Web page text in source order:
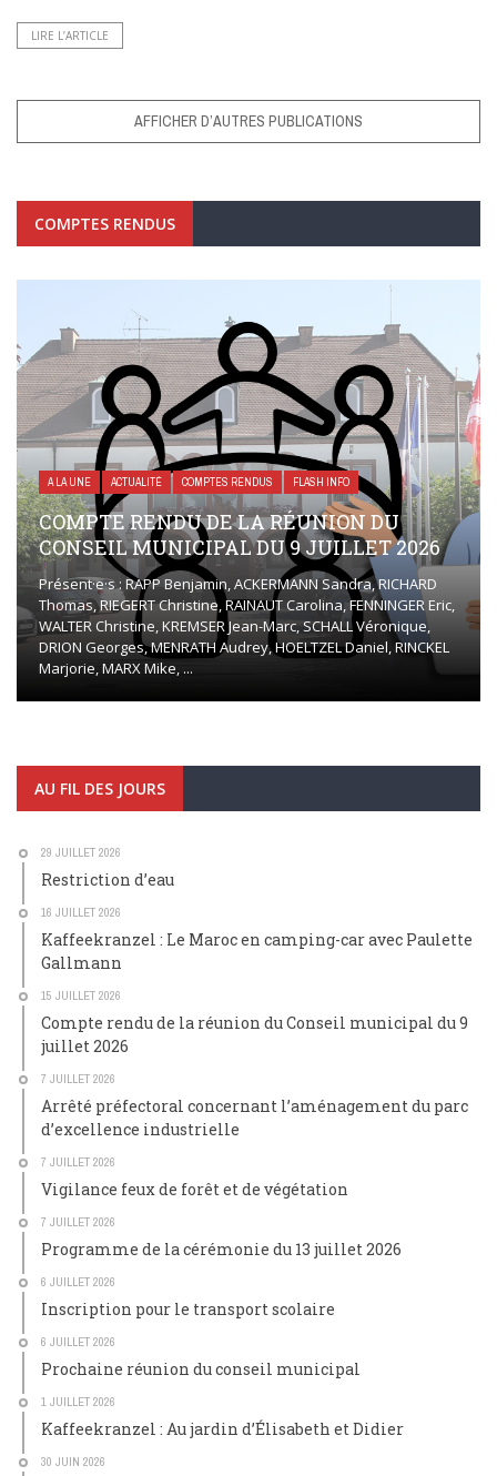
LIRE L’ARTICLE
AFFICHER D’AUTRES PUBLICATIONS
COMPTES RENDUS
A LA UNE ACTUALITÉ COMPTES RENDUS FLASH INFO
COMPTE RENDU DE LA RÉUNION DU
CONSEIL MUNICIPAL DU 9 JUILLET 2026
Présent·e·s : RAPP Benjamin, ACKERMANN Sandra, RICHARD
Thomas, RIEGERT Christine, RAINAUT Carolina, FENNINGER Eric,
WALTER Christine, KREMSER Jean-Marc, SCHALL Véronique,
DRION Georges, MENRATH Audrey, HOELTZEL Daniel, RINCKEL
Marjorie, MARX Mike, ...
AU FIL DES JOURS
29 JUILLET 2026
Restriction d’eau
16 JUILLET 2026
Kaffeekranzel : Le Maroc en camping-car avec Paulette
Gallmann
15 JUILLET 2026
Compte rendu de la réunion du Conseil municipal du 9
juillet 2026
7 JUILLET 2026
Arrêté préfectoral concernant l’aménagement du parc
d’excellence industrielle
7 JUILLET 2026
Vigilance feux de forêt et de végétation
7 JUILLET 2026
Programme de la cérémonie du 13 juillet 2026
6 JUILLET 2026
Inscription pour le transport scolaire
6 JUILLET 2026
Prochaine réunion du conseil municipal
1 JUILLET 2026
Kaffeekranzel : Au jardin d’Élisabeth et Didier
30 JUIN 2026